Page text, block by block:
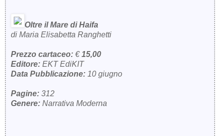
Oltre il Mare di Haifa
di Maria Elisabetta Ranghetti
Prezzo cartaceo: €15,00
Editore: EKT EdiKIT
Data Pubblicazione: 10 giugno
Pagine: 312
Genere: Narrativa Moderna